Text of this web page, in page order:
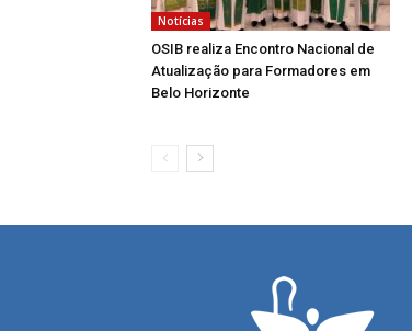
Notícias
OSIB realiza Encontro Nacional de
Atualização para Formadores em
Belo Horizonte